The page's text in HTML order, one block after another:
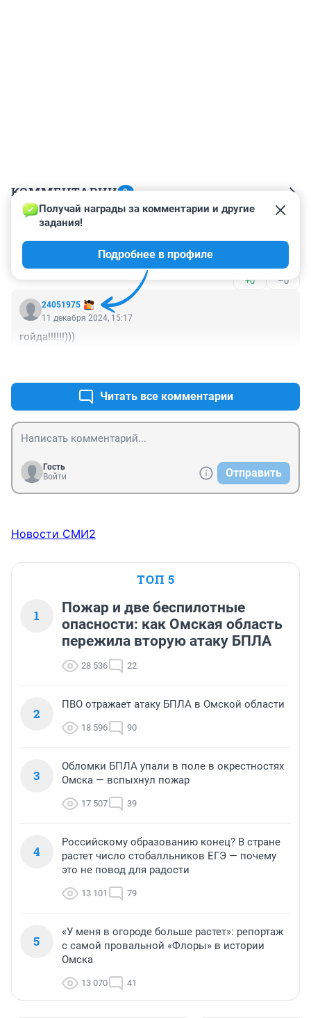
КОММЕНТАРИИ 2
Гость
а пу проводит совещание, вообще кто то соображает
+0 –0
24051975
Получай награды за комментарии и другие
задания!
Подробнее в профиле
11 декабря 2024, 15:17
гойда!!!!!!)))
Читать все комментарии
Гость
Войти
Отправить
Новости СМИ2
ТОП 5
1
Пожар и две беспилотные
опасности: как Омская область
пережила вторую атаку БПЛА
28 536 22
2
ПВО отражает атаку БПЛА в Омской области
18 596 90
3
Обломки БПЛА упали в поле в окрестностях
Омска — вспыхнул пожар
17 507 39
4
Российскому образованию конец? В стране
растет число стобалльников ЕГЭ — почему
это не повод для радости
13 101 79
5
«У меня в огороде больше растет»: репортаж
с самой провальной «Флоры» в истории
Омска
13 070 41